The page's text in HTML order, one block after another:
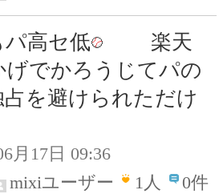
パ高セ低
楽天
げでかろうじてパの
占を避けられただけ
月17日 09:36
mixiユーザー
1人 0件